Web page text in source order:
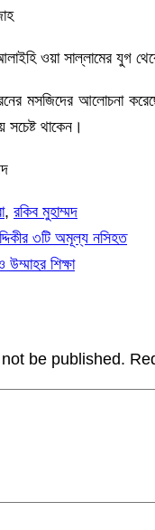
ওয়া সাল্লামের যুগ
মসজিদের আলোচনা
থাকেন।
, রকিব মুহাম্মদ
৩টি অমূল্য নসিহত
শিক্ষা
be published.